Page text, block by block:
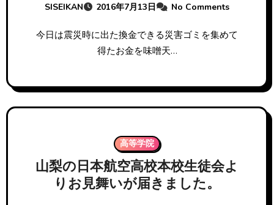
SISEIKAN 2016年7月13日 No Comments
今日は震災時に出た換金できる災害ゴミを集めて
得たお金を味噌天…
高等学院
山梨の日本航空高校本校生徒会よ
りお見舞いが届きました。